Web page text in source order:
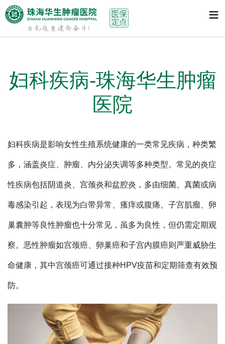
≡
首页 > 妇科疾病-珠海华生肿瘤医院
妇科疾病-珠海华生肿瘤
医院
妇科疾病是影响女性生殖系统健康的一类常见疾病，种类繁
多，涵盖炎症、肿瘤、内分泌失调等多种类型。常见的炎症
性疾病包括阴道炎、宫颈炎和盆腔炎，多由细菌、真菌或病
毒感染引起，表现为白带异常、瘙痒或腹痛。子宫肌瘤、卵
巢囊肿等良性肿瘤也十分常见，虽多为良性，但仍需定期观
察。恶性肿瘤如宫颈癌、卵巢癌和子宫内膜癌则严重威胁生
命健康，其中宫颈癌可通过接种HPV疫苗和定期筛查有效预
防。